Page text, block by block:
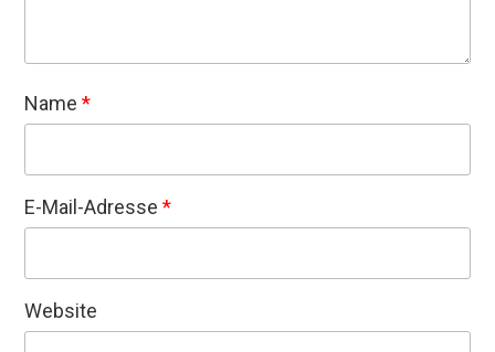
Name*
E-Mail-Adresse*
Website